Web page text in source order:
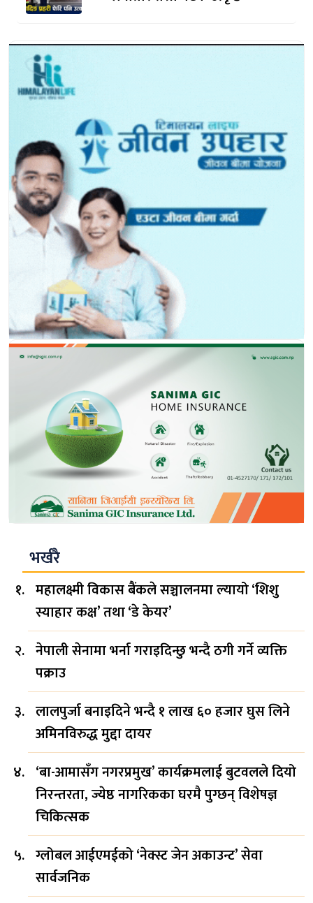
भर्खरै
महालक्ष्मी विकास बैंकले सञ्चालनमा ल्यायो ‘शिशु
स्याहार कक्ष’ तथा ‘डे केयर’
नेपाली सेनामा भर्ना गराइदिन्छु भन्दै ठगी गर्ने व्यक्ति
पक्राउ
लालपुर्जा बनाइदिने भन्दै १ लाख ६० हजार घुस लिने
अमिनविरुद्ध मुद्दा दायर
‘बा-आमासँग नगरप्रमुख’ कार्यक्रमलाई बुटवलले दियो
निरन्तरता, ज्येष्ठ नागरिकका घरमै पुग्छन् विशेषज्ञ
चिकित्सक
ग्लोबल आईएमईको ‘नेक्स्ट जेन अकाउन्ट’ सेवा
सार्वजनिक